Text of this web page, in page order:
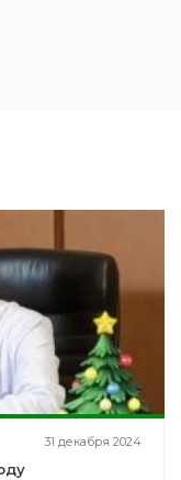
31 декабря 2024